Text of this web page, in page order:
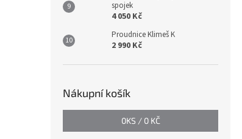
spojek
4 050 Kč
Proudnice Klimeš K
2 990 Kč
Nákupní košík
0KS / 0 KČ